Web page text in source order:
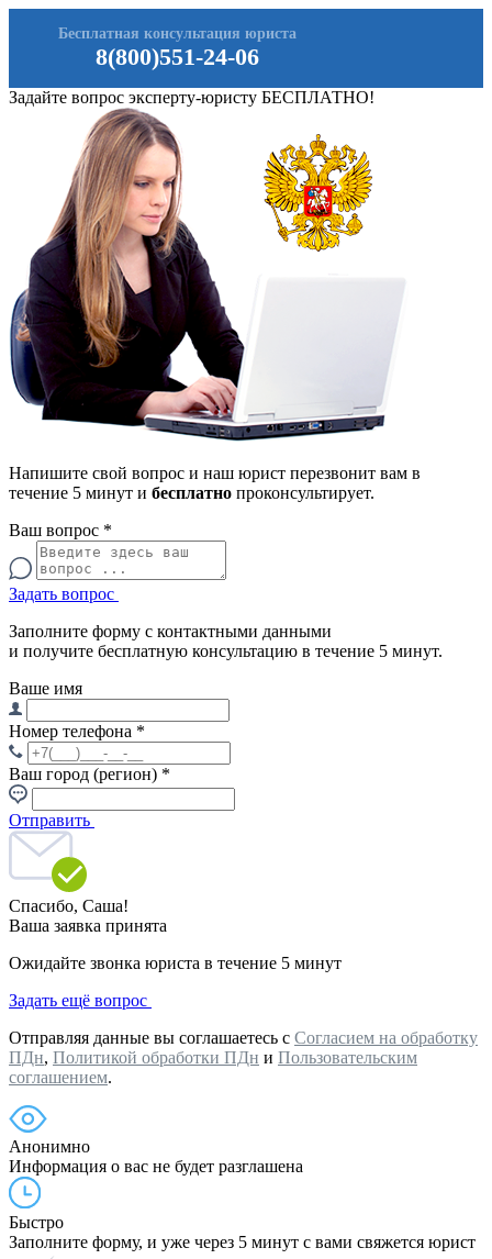
8(800)551-24-06
Бесплатная консультация юриста
Задайте вопрос эксперту-юристу БЕСПЛАТНО!
Напишите свой вопрос и наш юрист перезвонит вам в
течение 5 минут и бесплатно проконсультирует.
Ваш вопрос *
Задать вопрос
Заполните форму с контактными данными
и получите бесплатную консультацию в течение 5 минут.
Ваше имя
Номер телефона *
Ваш город (регион) *
Отправить
Спасибо, Саша!
Ваша заявка принята
Ожидайте звонка юриста в течение 5 минут
Задать ещё вопрос
Отправляя данные вы соглашаетесь с Согласием на обработку
ПДн, Политикой обработки ПДн и Пользовательским
соглашением.
Анонимно
Информация о вас не будет разглашена
Быстро
Заполните форму, и уже через 5 минут с вами свяжется юрист